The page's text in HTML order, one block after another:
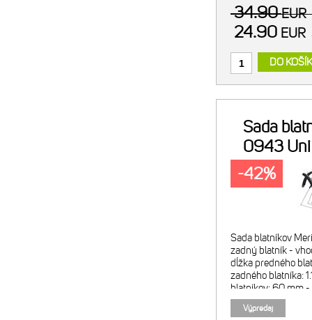
34.90EUR
24.90 EUR
DO
Sada
0943
Sada blatníkov
zadný blatník -
dĺžka predného
zadného blatníka:
blatníkov: 60 mm -
blatníky
ramienka, plastové
Výpredaj
-42%